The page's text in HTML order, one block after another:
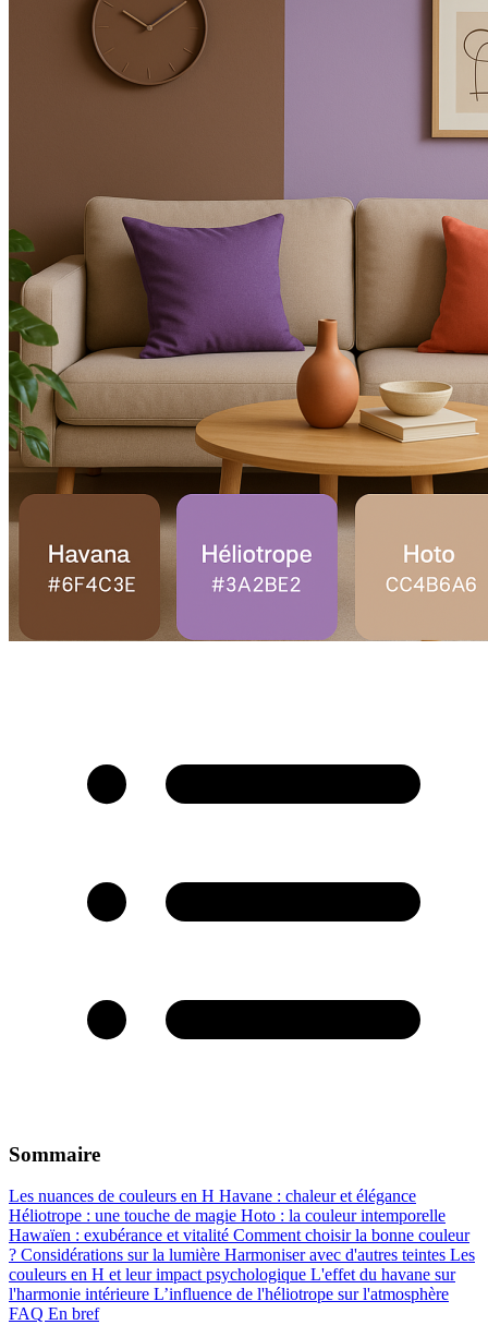
Sommaire
Les nuances de couleurs en H Havane : chaleur et élégance
Héliotrope : une touche de magie Hoto : la couleur intemporelle
Hawaïen : exubérance et vitalité Comment choisir la bonne couleur
? Considérations sur la lumière Harmoniser avec d'autres teintes Les
couleurs en H et leur impact psychologique L'effet du havane sur
l'harmonie intérieure L’influence de l'héliotrope sur l'atmosphère
FAQ En bref